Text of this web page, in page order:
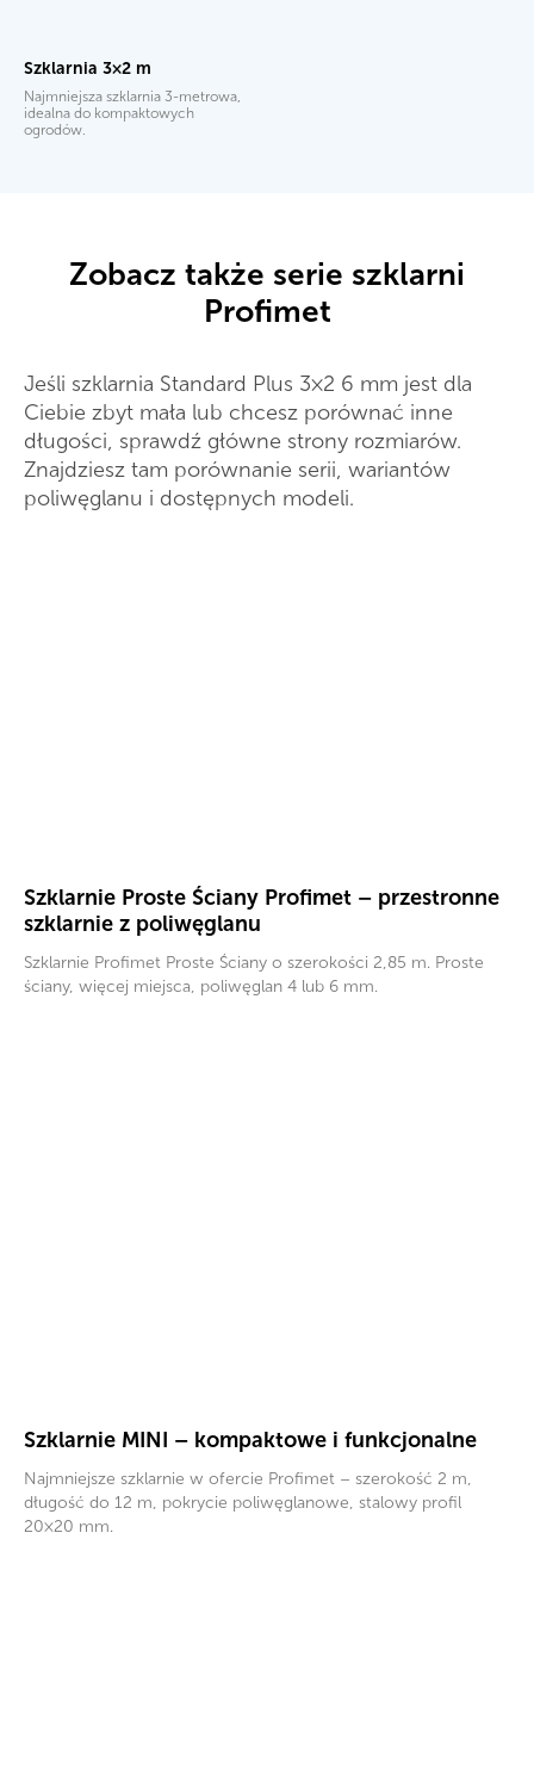
Szklarnia 3×2 m
Najmniejsza szklarnia 3-metrowa,
idealna do kompaktowych
ogrodów.
Zobacz także serie szklarni
Profimet
Jeśli szklarnia Standard Plus 3×2 6 mm jest dla
Ciebie zbyt mała lub chcesz porównać inne
długości, sprawdź główne strony rozmiarów.
Znajdziesz tam porównanie serii, wariantów
poliwęglanu i dostępnych modeli.
Szklarnie Proste Ściany Profimet – przestronne
szklarnie z poliwęglanu
Szklarnie Profimet Proste Ściany o szerokości 2,85 m. Proste
ściany, więcej miejsca, poliwęglan 4 lub 6 mm.
Szklarnie MINI – kompaktowe i funkcjonalne
Najmniejsze szklarnie w ofercie Profimet – szerokość 2 m,
długość do 12 m, pokrycie poliwęglanowe, stalowy profil
20×20 mm.